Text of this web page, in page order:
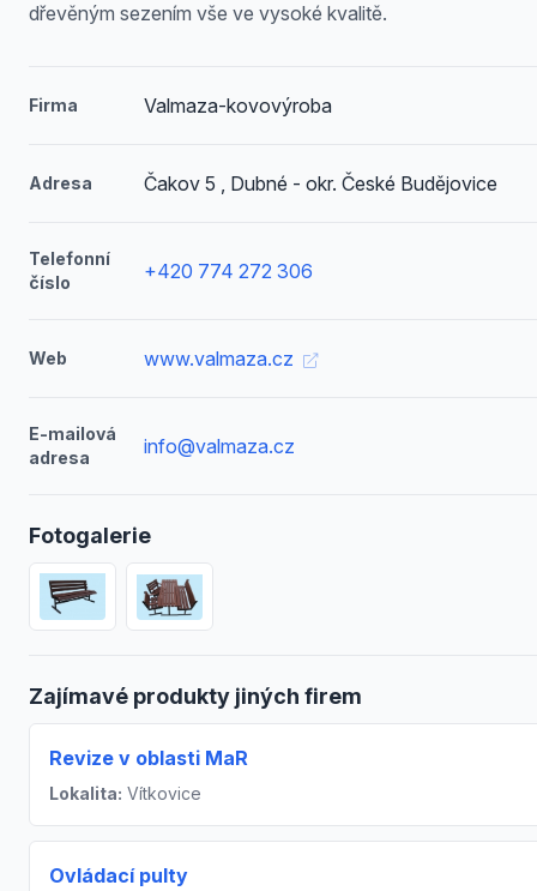
dřevěným sezením vše ve vysoké kvalitě.
Firma Valmaza-kovovýroba
Adresa Čakov 5 , Dubné - okr. České Budějovice
Telefonní
číslo
+420 774 272 306
Web www.valmaza.cz
E-mailová
adresa
info@valmaza.cz
Fotogalerie
Zajímavé produkty jiných firem
Revize v oblasti MaR
Lokalita: Vítkovice
Ovládací pulty